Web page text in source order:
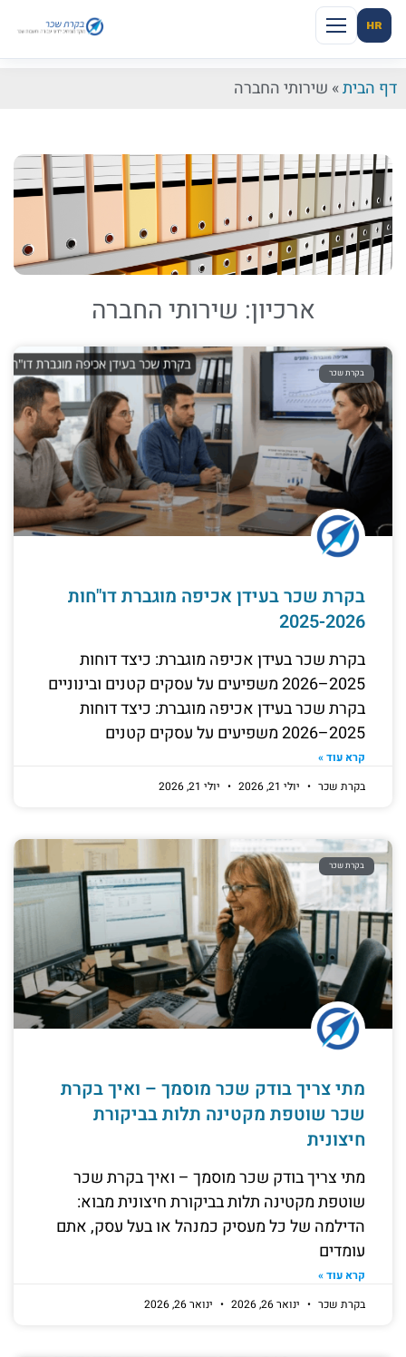
HR
דף הבית» שירותי החברה
ארכיון: שירותי החברה
בקרת שכר
בקרת שכר בעידן אכיפה מוגברת דו"חות
2025-2026
בקרת שכר בעידן אכיפה מוגברת: כיצד דוחות
2025–2026 משפיעים על עסקים קטנים ובינוניים
בקרת שכר בעידן אכיפה מוגברת: כיצד דוחות
2025–2026 משפיעים על עסקים קטנים
קרא עוד »
בקרת שכר
יולי 21, 2026 יולי 21, 2026
בקרת שכר
מתי צריך בודק שכר מוסמך – ואיך בקרת
שכר שוטפת מקטינה תלות בביקורת
חיצונית
מתי צריך בודק שכר מוסמך – ואיך בקרת שכר
שוטפת מקטינה תלות בביקורת חיצונית מבוא:
הדילמה של כל מעסיק כמנהל או בעל עסק, אתם
עומדים
קרא עוד »
בקרת שכר
ינואר 26, 2026 ינואר 26, 2026